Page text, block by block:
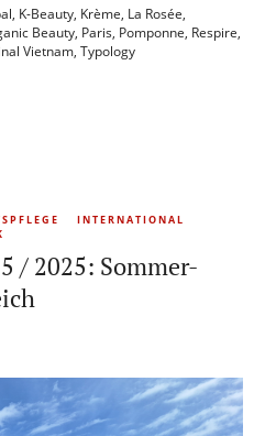
, K-Beauty, Krème, La Rosée,
Beauty, Paris, Pomponne, Respire,
Vietnam, Typology
INTERNATIONAL
/ 2025: Sommer-